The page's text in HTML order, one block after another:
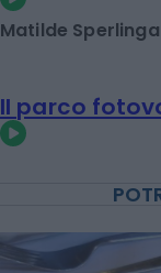
Matilde Sperlinga
Il parco